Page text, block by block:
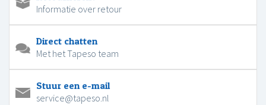
Informatie over retour
Direct chatten
Met het Tapeso team
Stuur een e-mail
service@tapeso.nl